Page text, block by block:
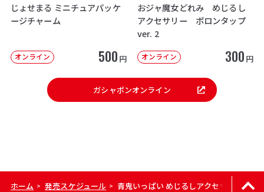
じょせまる ミニチュアパッケ
ージチャーム
オンライン 500 円
おジャ魔女どれみ めじるし
アクセサリー ポロンタップ
ver. 2
オンライン 300 円
ガシャポンオンライン
ホーム > 発売スケジュール > 青鬼いっぱい めじるしアクセサリー